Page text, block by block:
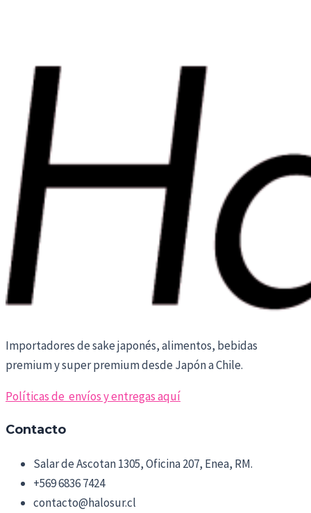
Importadores de sake japonés, alimentos, bebidas
premium y super premium desde Japón a Chile.
Políticas de envíos y entregas aquí
Contacto
Salar de Ascotan 1305, Oficina 207, Enea, RM.
+569 6836 7424
contacto@halosur.cl